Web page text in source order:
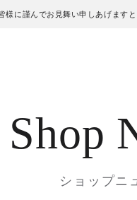
に謹んでお見舞い申しあげます
Shop
ショップニ